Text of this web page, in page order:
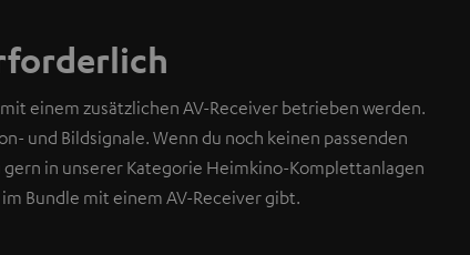
einem zusätzlichen AV-Receiver betrieben werden.
und Bildsignale. Wenn du noch keinen passenden
gern in unserer Kategorie Heimkino-Komplettanlagen
Bundle mit einem AV-Receiver gibt.